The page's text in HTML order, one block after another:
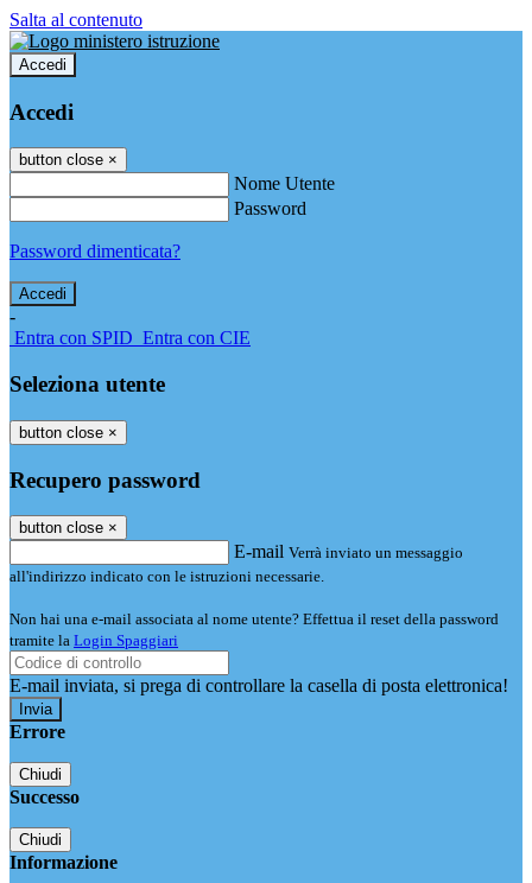
Salta al contenuto
Accedi
Accedi
button close ×
Nome Utente
Password
Password dimenticata?
-
Entra con SPID Entra con CIE
Seleziona utente
button close ×
Recupero password
button close ×
E-mail Verrà inviato un messaggio
all'indirizzo indicato con le istruzioni necessarie.
Non hai una e-mail associata al nome utente? Effettua il reset della password
tramite la Login Spaggiari
E-mail inviata, si prega di controllare la casella di posta elettronica!
Errore
Chiudi
Successo
Chiudi
Informazione